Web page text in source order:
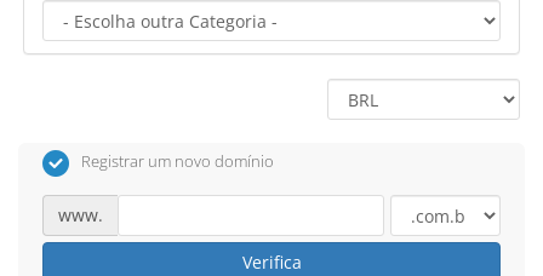
Registrar um novo domínio
www.
Verifica